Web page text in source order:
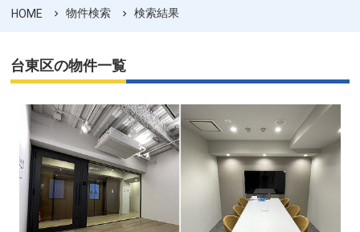
HOME 物件検索 検索結果
台東区の物件一覧